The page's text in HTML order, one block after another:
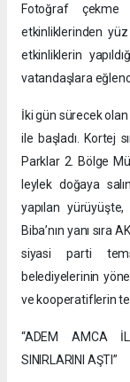
Fotoğraf çekme
etkinliklerinden
etkinliklerin
vatandaşlara
İki gün sürecek olan
ile başladı. Kortej
Parklar 2. Bölge
leylek doğaya
yapılan
Biba’nın yanı sıra
siyasi parti
belediyelerinin
ve kooperatiflerin
“ADEM AMCA
SINIRLARINI AŞTI”